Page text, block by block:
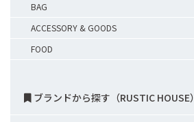
BAG
ACCESSORY & GOODS
FOOD
ブランドから探す（RUSTIC HOUSE）